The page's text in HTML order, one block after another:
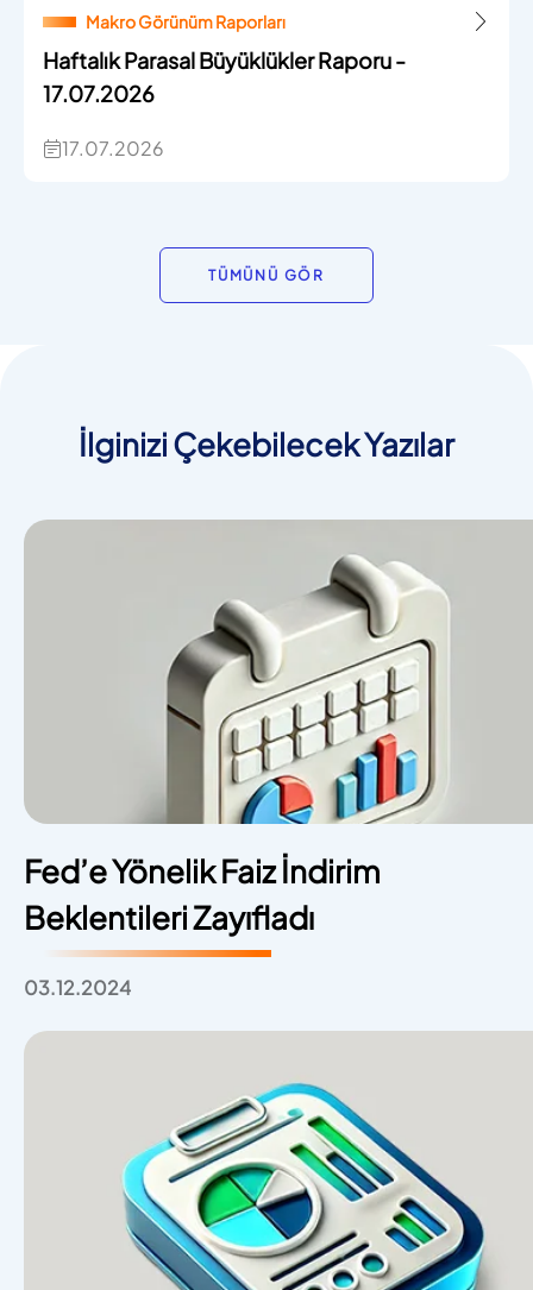
Makro Görünüm Raporları
Haftalık Parasal Büyüklükler Raporu -
17.07.2026
17.07.2026
TÜMÜNÜ GÖR
İlginizi Çekebilecek Yazılar
Fed’e Yönelik Faiz İndirim
Beklentileri Zayıfladı
03.12.2024